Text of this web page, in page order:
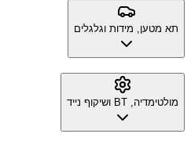
תא מטען, מידות וגלגלים
מולטימדיה, BT ושיקוף נייד